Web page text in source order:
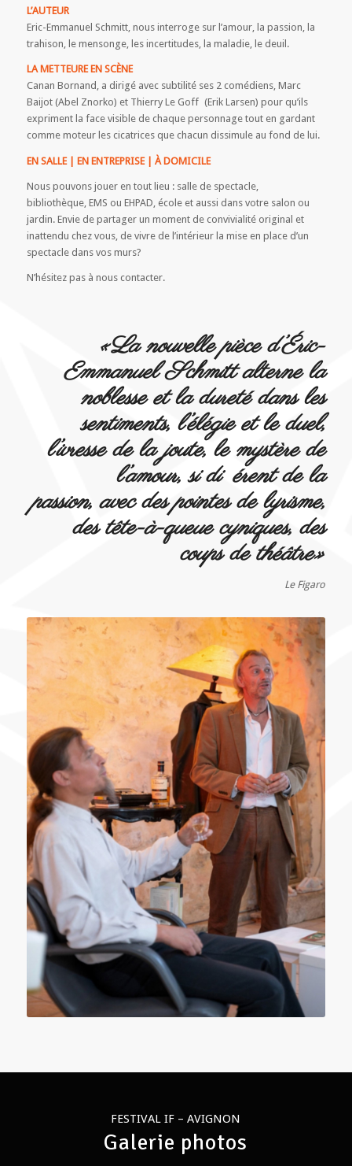
L’AUTEUR
Eric-Emmanuel Schmitt, nous interroge sur l’amour, la passion, la
trahison, le mensonge, les incertitudes, la maladie, le deuil.
LA METTEURE EN SCÈNE
Canan Bornand, a dirigé avec subtilité ses 2 comédiens, Marc
Baijot (Abel Znorko) et Thierry Le Goff (Erik Larsen) pour qu’ils
expriment la face visible de chaque personnage tout en gardant
comme moteur les cicatrices que chacun dissimule au fond de lui.
EN SALLE | EN ENTREPRISE | À DOMICILE
Nous pouvons jouer en tout lieu : salle de spectacle,
bibliothèque, EMS ou EHPAD, école et aussi dans votre salon ou
jardin. Envie de partager un moment de convivialité original et
inattendu chez vous, de vivre de l’intérieur la mise en place d’un
spectacle dans vos murs?
N’hésitez pas à nous contacter.
«La nouvelle pièce d’Éric-
Emmanuel Schmitt alterne la
noblesse et la dureté dans les
sentiments, l’élégie et le duel,
l’ivresse de la joute, le mystère de
l’amour, si di érent de la
passion, avec des pointes de lyrisme,
des tête-à-queue cyniques, des
coups de théâtre»
Le Figaro
FESTIVAL IF – AVIGNON
Galerie photos